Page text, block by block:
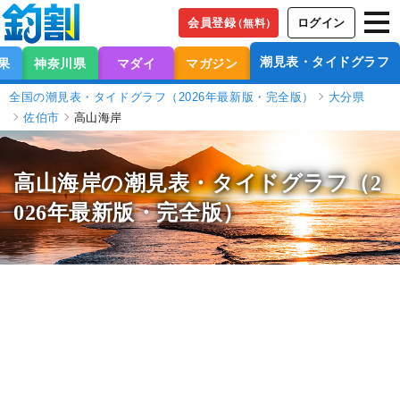
会員登録（無料） ログイン
神奈川県 マダイ マガジン 潮見表・タイドグラフ
全国の潮見表・タイドグラフ（2026年最新版・完全版）
大分県
佐伯市
高山海岸
高山海岸の潮見表・タイドグラフ（2
026年最新版・完全版）